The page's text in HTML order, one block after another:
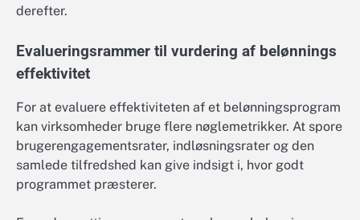
derefter.
Evalueringsrammer til vurdering af belønnings
effektivitet
For at evaluere effektiviteten af et belønningsprogram
kan virksomheder bruge flere nøglemetrikker. At spore
brugerengagementsrater, indløsningsrater og den
samlede tilfredshed kan give indsigt i, hvor godt
programmet præsterer.